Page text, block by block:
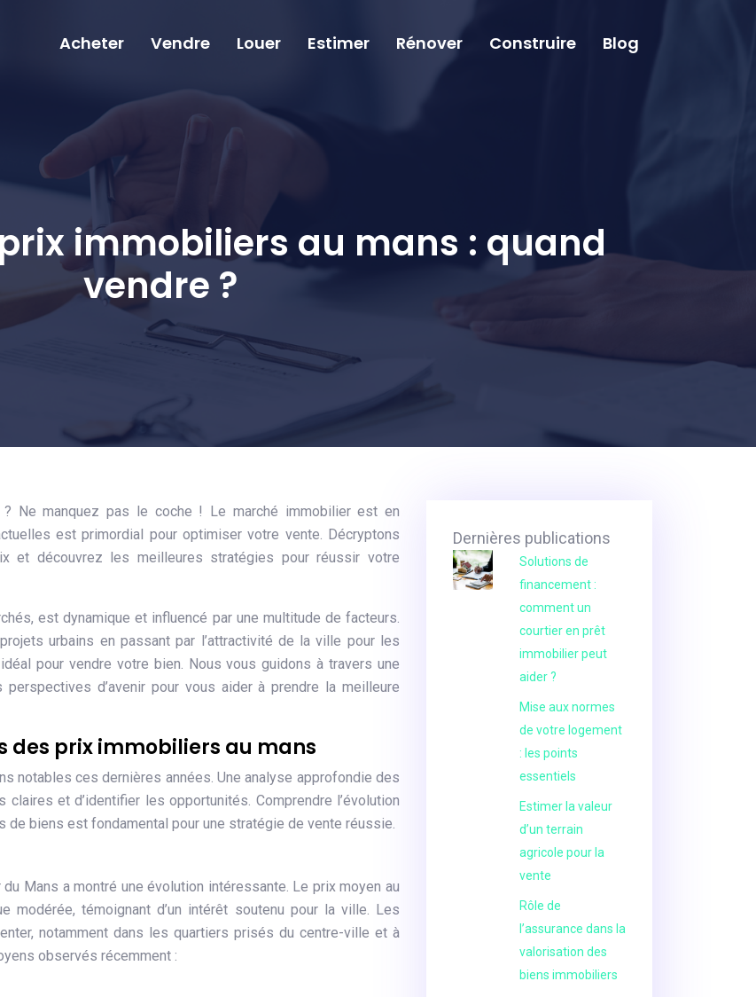
Acheter Vendre Louer Estimer Rénover Construire Blog
immobiliers au mans : quand
vendre ?
Ne manquez pas le coche ! Le marché immobilier est en
est primordial pour optimiser votre vente. Décryptons
et découvrez les meilleures stratégies pour réussir votre
est dynamique et influencé par une multitude de facteurs.
urbains en passant par l’attractivité de la ville pour les
pour vendre votre bien. Nous vous guidons à travers une
d’avenir pour vous aider à prendre la meilleure
des prix immobiliers au mans
notables ces dernières années. Une analyse approfondie des
et d’identifier les opportunités. Comprendre l’évolution
biens est fondamental pour une stratégie de vente réussie.
Mans a montré une évolution intéressante. Le prix moyen au
modérée, témoignant d’un intérêt soutenu pour la ville. Les
notamment dans les quartiers prisés du centre-ville et à
observés récemment :
Dernières publications
Solutions de
financement :
comment un
courtier en prêt
immobilier peut
aider ?
Mise aux normes
de votre logement
: les points
essentiels
Estimer la valeur
d’un terrain
agricole pour la
vente
Rôle de
l’assurance dans la
valorisation des
biens immobiliers